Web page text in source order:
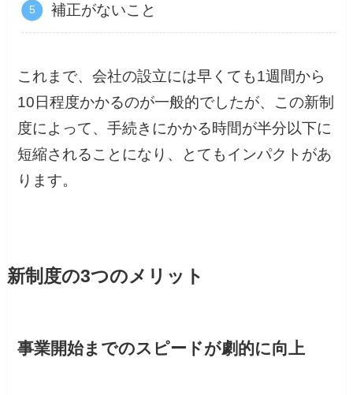
補正がないこと
これまで、会社の設立には早くても1週間から
10日程度かかるのが一般的でしたが、この新制
度によって、手続きにかかる時間が半分以下に
短縮されることになり、とてもインパクトがあ
ります。
新制度の3つのメリット
事業開始までのスピードが劇的に向上